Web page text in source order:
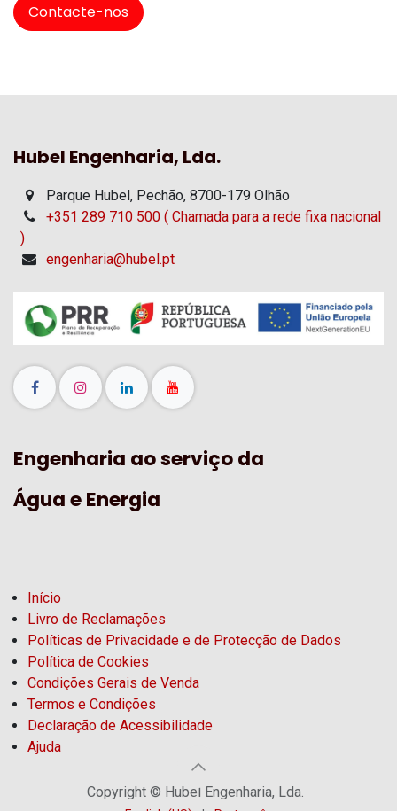
Contacte-nos
Hubel Engenharia, Lda.
Parque Hubel, Pechão, 8700-179 Olhão
+351 289 710 500 ( Chamada para a rede fixa nacional
)
engenharia@hubel.pt
Engenharia ao serviço da
Água e Energia
Início
Livro de Reclamações
Políticas de Privacidade e de Protecção de Dados
Política de Cookies
Condições Gerais de Venda
Termos e Condições
Declaração de Acessibilidade
Ajuda
Copyright © Hubel Engenharia, Lda.